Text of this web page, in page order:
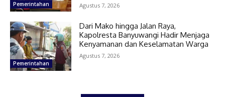
Pemerintahan Agustus 7, 2026
Pemerintahan
Dari Mako hingga Jalan Raya,
Kapolresta Banyuwangi Hadir Menjaga
Kenyamanan dan Keselamatan Warga
Agustus 7, 2026